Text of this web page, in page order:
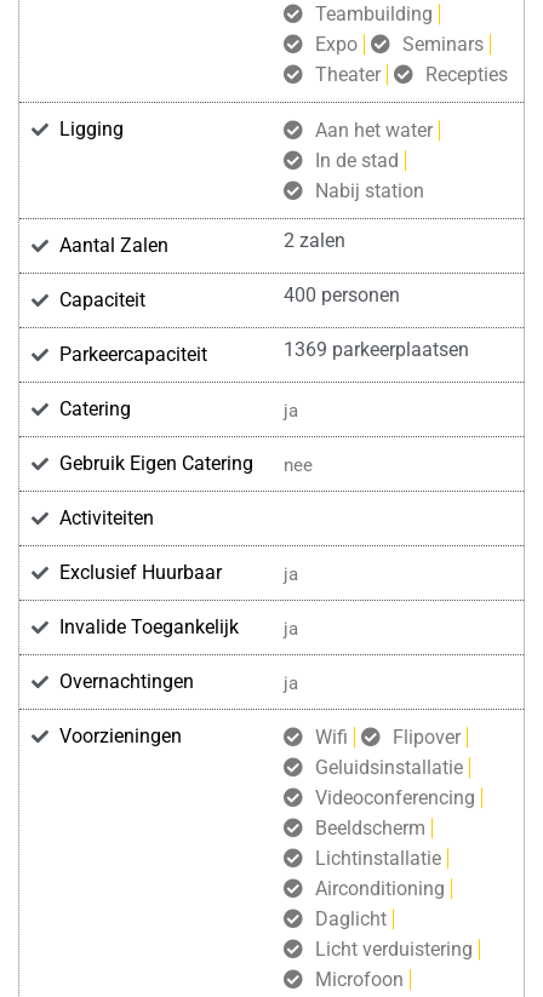
Teambuilding
Expo
Seminars
Theater
Recepties
Ligging
Aan het water
In de stad
Nabij station
Aantal Zalen 2 zalen
Capaciteit 400 personen
Parkeercapaciteit 1369 parkeerplaatsen
Catering ja
Gebruik Eigen Catering nee
Activiteiten
Exclusief Huurbaar ja
Invalide Toegankelijk ja
Overnachtingen ja
Voorzieningen Wifi
Flipover
Geluidsinstallatie
Videoconferencing
Beeldscherm
Lichtinstallatie
Airconditioning
Daglicht
Licht verduistering
Microfoon